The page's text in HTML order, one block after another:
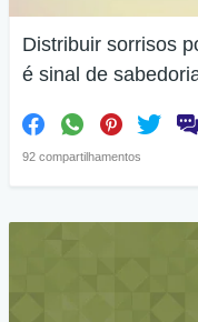
Distribuir sorrisos
é sinal de
92 compartilhamentos